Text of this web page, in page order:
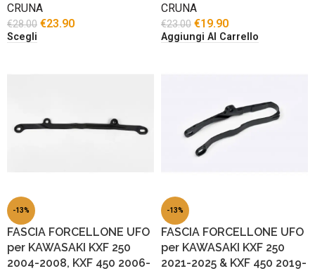
CRUNA
€28.00 €23.90
Scegli
CRUNA
€23.00 €19.90
Aggiungi Al Carrello
-13%
FASCIA FORCELLONE UFO
per KAWASAKI KXF 250
2004-2008, KXF 450 2006-
-13%
FASCIA FORCELLONE UFO
per KAWASAKI KXF 250
2021-2025 & KXF 450 2019-